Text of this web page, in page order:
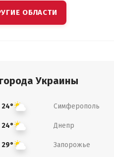
ОБЛАСТИ
Украины
24° Симферополь
24° Днепр
29° Запорожье